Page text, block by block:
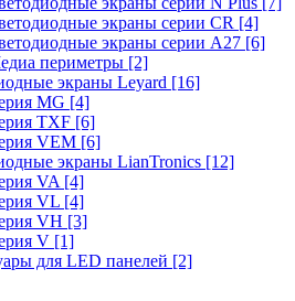
экраны серии CR [4]
экраны серии А27 [6]
периметры [2]
экраны Leyard [16]
MG [4]
TXF [6]
VEM [6]
экраны LianTronics [12]
VA [4]
VL [4]
VH [3]
V [1]
для LED панелей [2]